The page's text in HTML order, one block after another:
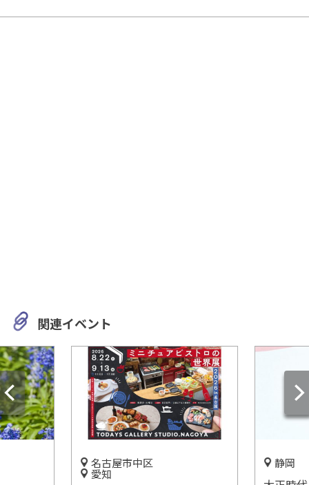
関連イベント
名古屋市中区
愛知
静岡